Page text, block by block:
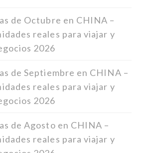
de Octubre en CHINA –
reales para viajar y
2026
de Septiembre en CHINA –
reales para viajar y
2026
de Agosto en CHINA –
reales para viajar y